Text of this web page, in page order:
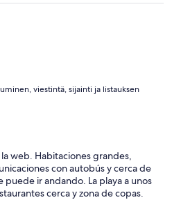
werden. Man sieht, dass es
aber in modernem cleanem Look
wie durch andere
Alles funktioniert, nichts
Anwesen betreuen, super nett
wird jeden Morgen
Aufenthalt mit allem,
viestintä, sijainti ja listauksen
web. Habitaciones grandes,
con autobús y cerca de
puede ir andando. La playa a unos
cerca y zona de copas.